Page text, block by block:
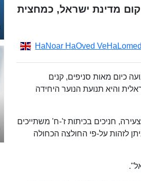
קום מדינת ישראל, כמחצית
HaNoar HaOved
כיום מאות סניפים, קנים
והיא תנועת הנוער היחידה
חניכים בכיתות ז'-ח' משתייכים
לזהות על-פי החולצה הכחולה